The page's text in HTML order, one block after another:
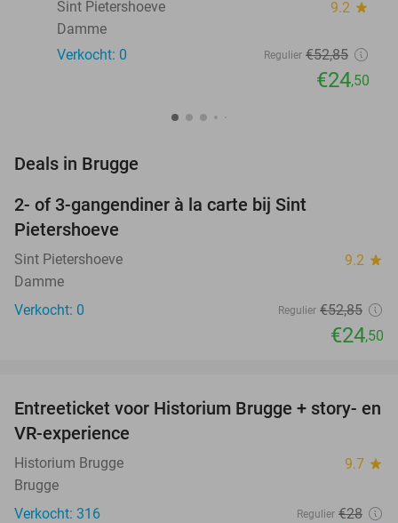
Sint Pietershoeve
9.2 star
Damme
Verkocht: 0
Regulier €52,85
€24,50
Deals in Brugge
TODAY
2- of 3-gangendiner à la carte bij Sint
Pietershoeve
Sint Pietershoeve 9.2 star
Damme
Verkocht: 0
Regulier €52,85
€24,50
18%
Entreeticket voor Historium Brugge + story- en
VR-experience
Historium Brugge 9.7 star
Brugge
Verkocht: 316
Regulier €28